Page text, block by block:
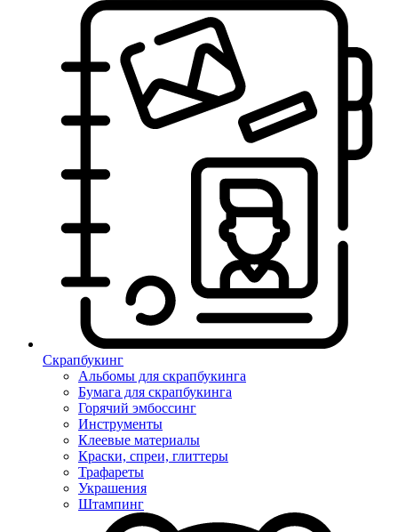
Скрапбукинг
Альбомы для скрапбукинга
Бумага для скрапбукинга
Горячий эмбоссинг
Инструменты
Клеевые материалы
Краски, спреи, глиттеры
Трафареты
Украшения
Штампинг